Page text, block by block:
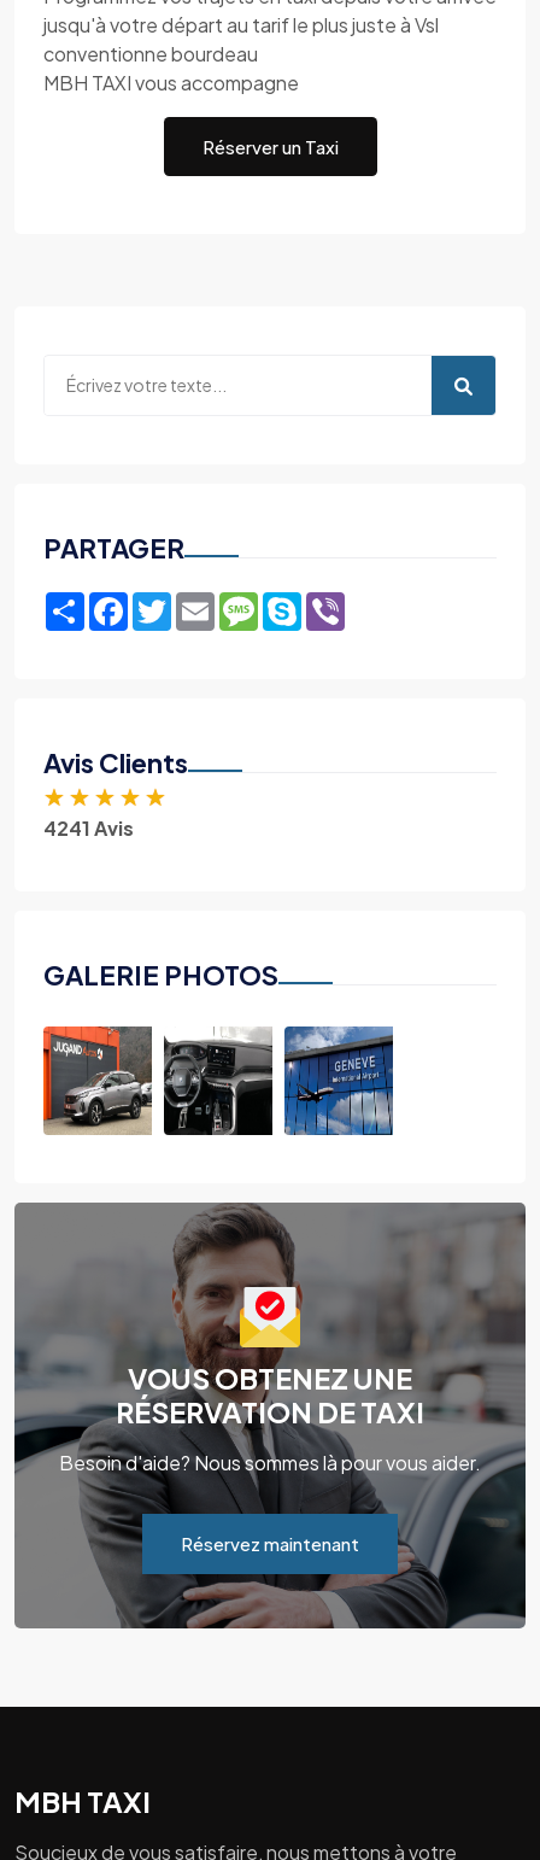
jusqu'à votre départ au tarif le plus juste à Vsl
conventionne bourdeau
MBH TAXI vous accompagne
Réserver un Taxi
PARTAGER
ShareFacebook
TwitterEmailMessage
Skype
Avis Clients
★ ★ ★ ★ ★
4241 Avis
GALERIE PHOTOS
VOUS OBTENEZ UNE
RÉSERVATION DE TAXI
Besoin d'aide? Nous sommes là pour vous aider.
Réservez maintenant
MBH TAXI
Soucieux de vous satisfaire, nous mettons à votre